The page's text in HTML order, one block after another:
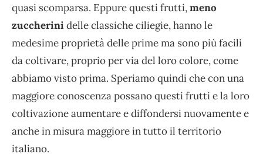
quasi scomparsa. Eppure questi frutti,meno
zuccherinidelle classiche ciliegie, hanno le
medesime proprietà delle prime ma sono più facili
da coltivare, proprio per via del loro colore, come
abbiamo visto prima. Speriamo quindi che con una
maggiore conoscenza possano questi frutti e la loro
coltivazione aumentare e diffondersi nuovamente e
anche in misura maggiore in tutto il territorio
italiano.